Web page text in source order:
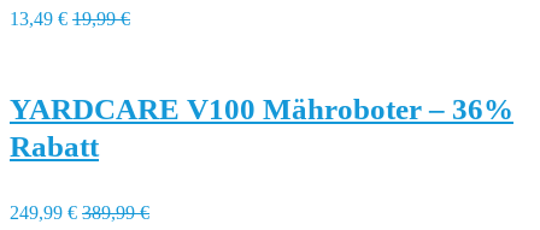
13,49 € 19,99 €
YARDCARE V100 Mähroboter – 36%
Rabatt
249,99 € 389,99 €